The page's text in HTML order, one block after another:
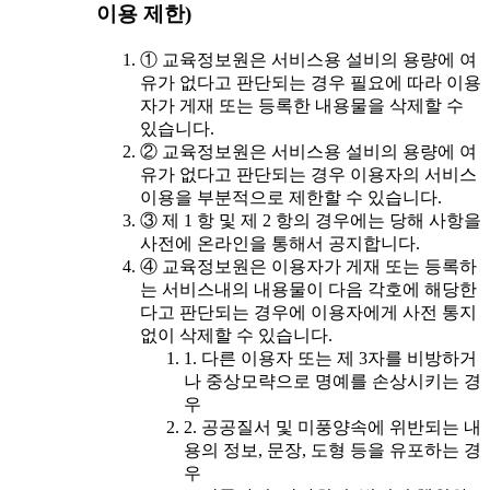
이용 제한)
① 교육정보원은 서비스용 설비의 용량에 여
유가 없다고 판단되는 경우 필요에 따라 이용
자가 게재 또는 등록한 내용물을 삭제할 수
있습니다.
② 교육정보원은 서비스용 설비의 용량에 여
유가 없다고 판단되는 경우 이용자의 서비스
이용을 부분적으로 제한할 수 있습니다.
③ 제 1 항 및 제 2 항의 경우에는 당해 사항을
사전에 온라인을 통해서 공지합니다.
④ 교육정보원은 이용자가 게재 또는 등록하
는 서비스내의 내용물이 다음 각호에 해당한
다고 판단되는 경우에 이용자에게 사전 통지
없이 삭제할 수 있습니다.
1. 다른 이용자 또는 제 3자를 비방하거
나 중상모략으로 명예를 손상시키는 경
우
2. 공공질서 및 미풍양속에 위반되는 내
용의 정보, 문장, 도형 등을 유포하는 경
우